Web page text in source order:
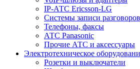
IP-АТС Ericsson-LG
Системы записи разговоров
Телефоны, факсы
АТС Panasonic
Прочие АТС и аксессуары
Электротехническое
Розетки и выключатели